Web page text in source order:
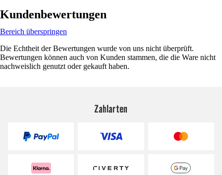
Kundenbewertungen
Bereich überspringen
Die Echtheit der Bewertungen wurde von uns nicht überprüft.
Bewertungen können auch von Kunden stammen, die die Ware nicht
nachweislich genutzt oder gekauft haben.
Zahlarten